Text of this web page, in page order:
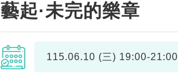
藝起·未完的樂章
115.06.10 (三) 19:00-21:00